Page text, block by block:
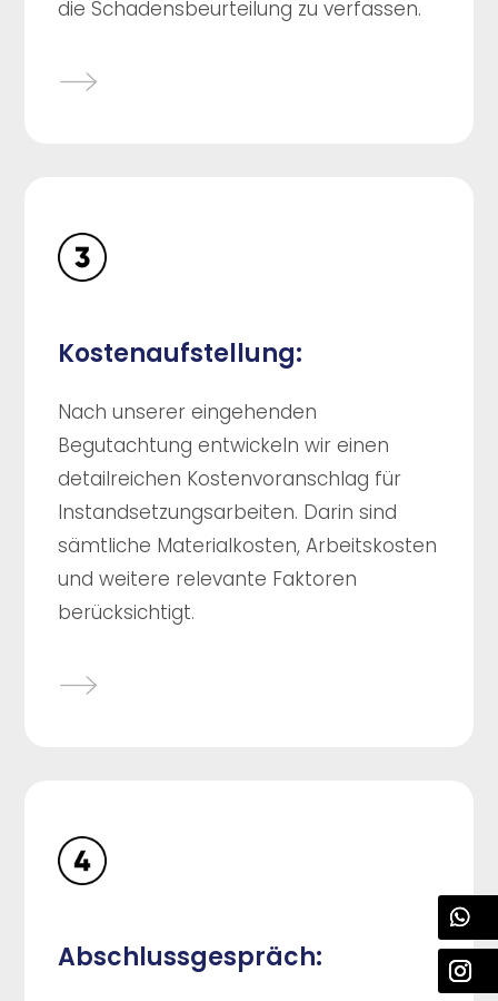
die Schadensbeurteilung zu verfassen.
Kostenaufstellung:
Nach unserer eingehenden
Begutachtung entwickeln wir einen
detailreichen Kostenvoranschlag für
Instandsetzungsarbeiten. Darin sind
sämtliche Materialkosten, Arbeitskosten
und weitere relevante Faktoren
berücksichtigt.
Abschlussgespräch: